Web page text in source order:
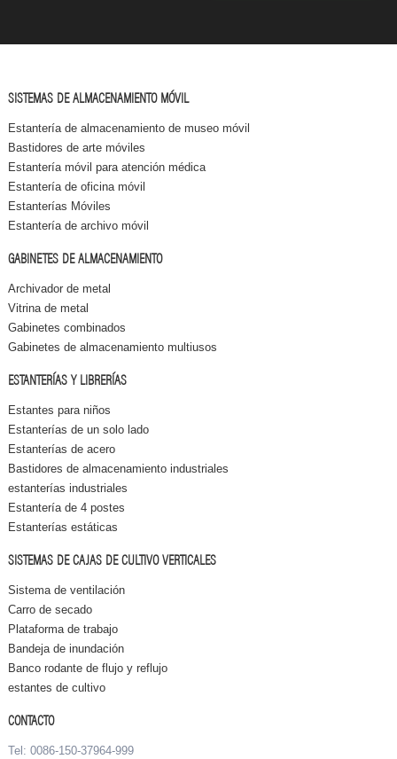
SISTEMAS DE ALMACENAMIENTO MÓVIL
Estantería de almacenamiento de museo móvil
Bastidores de arte móviles
Estantería móvil para atención médica
Estantería de oficina móvil
Estanterías Móviles
Estantería de archivo móvil
GABINETES DE ALMACENAMIENTO
Archivador de metal
Vitrina de metal
Gabinetes combinados
Gabinetes de almacenamiento multiusos
ESTANTERÍAS Y LIBRERÍAS
Estantes para niños
Estanterías de un solo lado
Estanterías de acero
Bastidores de almacenamiento industriales
estanterías industriales
Estantería de 4 postes
Estanterías estáticas
SISTEMAS DE CAJAS DE CULTIVO VERTICALES
Sistema de ventilación
Carro de secado
Plataforma de trabajo
Bandeja de inundación
Banco rodante de flujo y reflujo
estantes de cultivo
CONTACTO
Tel: 0086-150-37964-999